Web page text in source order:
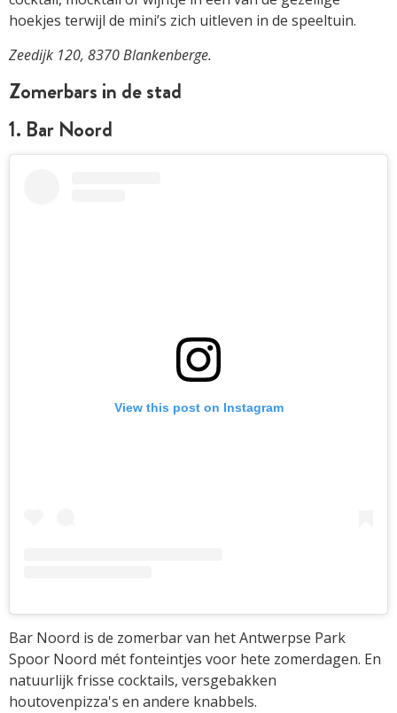
hoekjes terwijl de mini’s zich uitleven in de speeltuin.
Zeedijk 120, 8370 Blankenberge.
Zomerbars in de stad
1. Bar Noord
View this post on Instagram
Bar Noord is de zomerbar van het Antwerpse Park
Spoor Noord mét fonteintjes voor hete zomerdagen. En
natuurlijk frisse cocktails, versgebakken
houtovenpizza's en andere knabbels.